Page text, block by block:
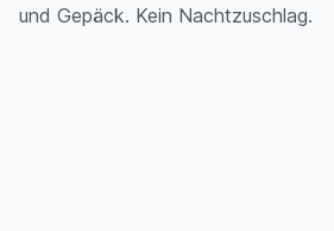
und Gepäck. Kein Nachtzuschlag.